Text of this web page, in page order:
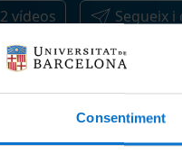
Consentiment
2 vídeos Segueix